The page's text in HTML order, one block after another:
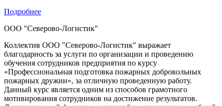
Подробнее
ООО "Северово-Логистик"
Коллектив ООО "Северово-Логистик" выражает
благодарность за услуги по организации и проведению
обучения сотрудников предприятия по курсу
«Профессиональная подготовка пожарных добровольных
пожарных дружин», за отличную проведенную работу.
Данный курс является одним из способов грамотного
мотивирования сотрудников на достижение результатов.